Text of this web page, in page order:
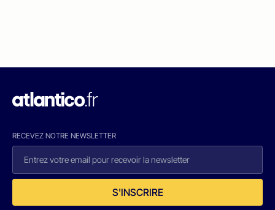
RECEVEZ NOTRE NEWSLETTER
S'INSCRIRE